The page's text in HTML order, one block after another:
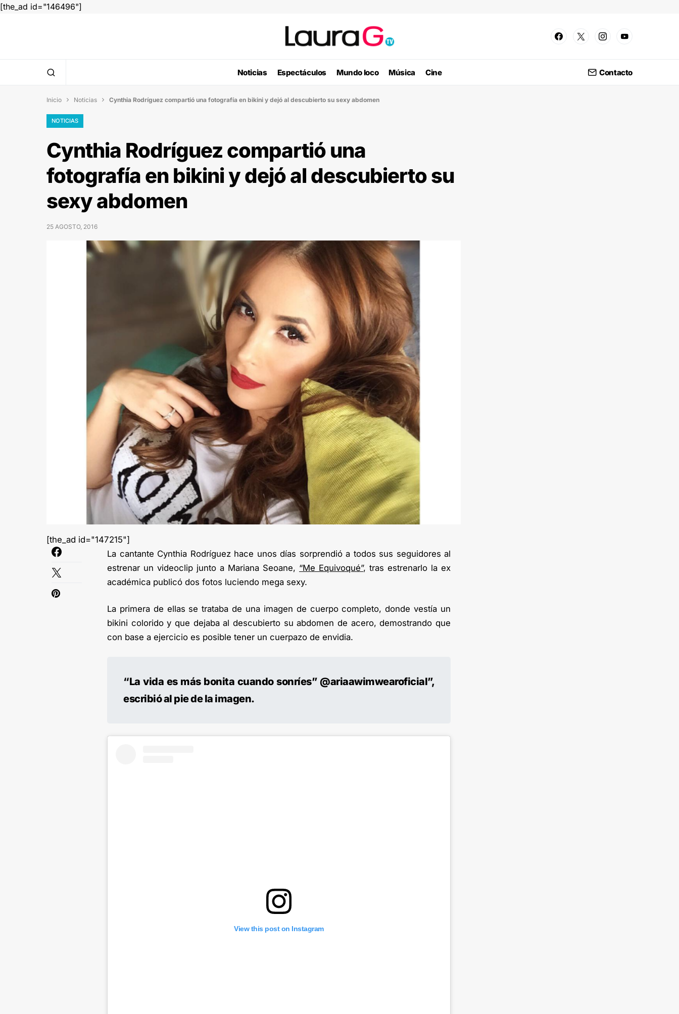
[the_ad id="146496"]
Noticias Espectáculos Mundo loco Música Cine Contacto
Inicio  Noticias  Cynthia Rodríguez compartió una fotografía en bikini y dejó al descubierto su sexy abdomen
NOTICIAS
Cynthia Rodríguez compartió una
fotografía en bikini y dejó al descubierto su
sexy abdomen
25 AGOSTO, 2016
[the_ad id="147215"]
La cantante Cynthia Rodríguez hace unos días sorprendió a todos sus seguidores al
estrenar un videoclip junto a Mariana Seoane, “Me Equivoqué”, tras estrenarlo la ex
académica publicó dos fotos luciendo mega sexy.
La primera de ellas se trataba de una imagen de cuerpo completo, donde vestía un
bikini colorido y que dejaba al descubierto su abdomen de acero, demostrando que
con base a ejercicio es posible tener un cuerpazo de envidia.
“La vida es más bonita cuando sonríes” @ariaawimwearoficial”,
escribió al pie de la imagen.
View this post on Instagram